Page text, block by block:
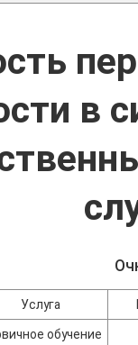
в
Услуга
обучение